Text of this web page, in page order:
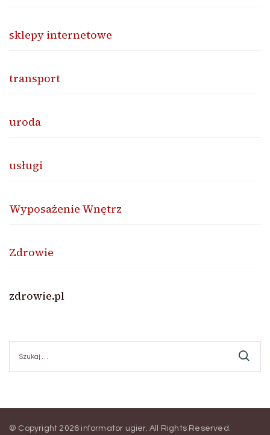
sklepy internetowe
transport
uroda
usługi
Wyposażenie Wnętrz
Zdrowie
zdrowie.pl
© Copyright 2026 informator ugier. All Rights Reserved.